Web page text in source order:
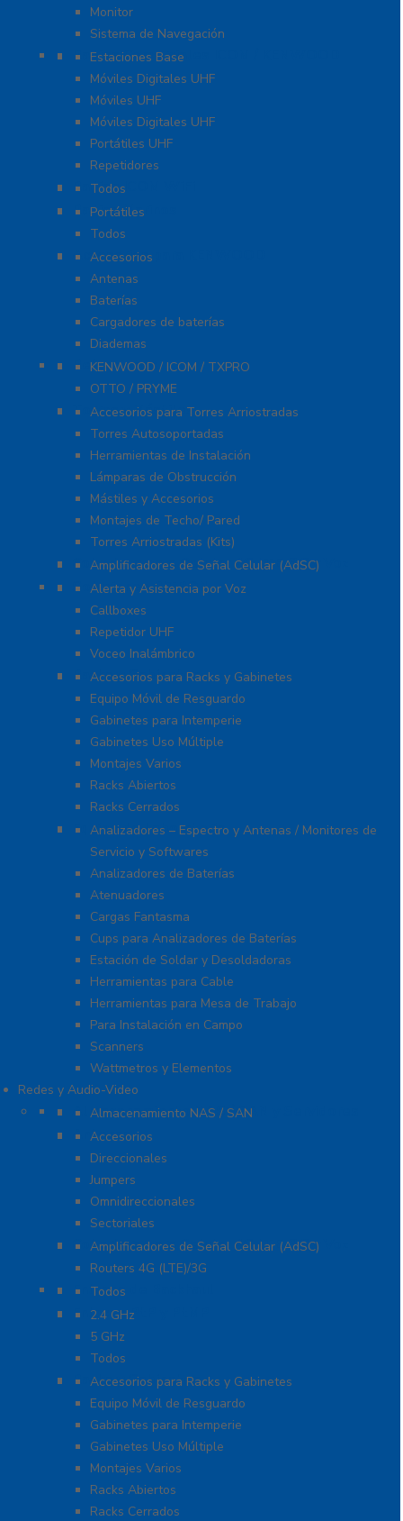
Monitor
Sistema de Navegación
Radios Comerciales ICOM / KENWOOD
Estaciones Base
Móviles Digitales UHF
Móviles UHF
Móviles Digitales UHF
Portátiles UHF
Repetidores
Radios ICOM WiFi
Todos
Radios Marinos
Portátiles
Todos
Accesorios para KENWOOD
Accesorios
Antenas
Baterías
Cargadores de baterías
Diademas
Refacciones
KENWOOD / ICOM / TXPRO
OTTO / PRYME
Torres y Mástiles
Accesorios para Torres Arriostradas
Torres Autosoportadas
Herramientas de Instalación
Lámparas de Obstrucción
Mástiles y Accesorios
Montajes de Techo/ Pared
Torres Arriostradas (Kits)
Cobertura para Celular 4G LTE, 3G y Voz
Amplificadores de Señal Celular (AdSC)
Soluciones RITRON
Alerta y Asistencia por Voz
Callboxes
Repetidor UHF
Voceo Inalámbrico
Racks y Gabinetes
Accesorios para Racks y Gabinetes
Equipo Móvil de Resguardo
Gabinetes para Intemperie
Gabinetes Uso Múltiple
Montajes Varios
Racks Abiertos
Racks Cerrados
Equipo de Laboratorio
Analizadores – Espectro y Antenas / Monitores de
Servicio y Softwares
Analizadores de Baterías
Atenuadores
Cargas Fantasma
Cups para Analizadores de Baterías
Estación de Soldar y Desoldadoras
Herramientas para Cable
Herramientas para Mesa de Trabajo
Para Instalación en Campo
Scanners
Wattmetros y Elementos
Redes y Audio-Video
Almacenamiento NAS / SAN y Servidores
Almacenamiento NAS / SAN
Antenas
Accesorios
Direccionales
Jumpers
Omnidireccionales
Sectoriales
Cobertura para Celular 4G LTE, 3G y Voz
Amplificadores de Señal Celular (AdSC)
Routers 4G (LTE)/3G
Enlaces de Backhaul
Todos
Enlaces PtP y PtMP
2.4 GHz
5 GHz
Todos
Racks y Gabinetes
Accesorios para Racks y Gabinetes
Equipo Móvil de Resguardo
Gabinetes para Intemperie
Gabinetes Uso Múltiple
Montajes Varios
Racks Abiertos
Racks Cerrados